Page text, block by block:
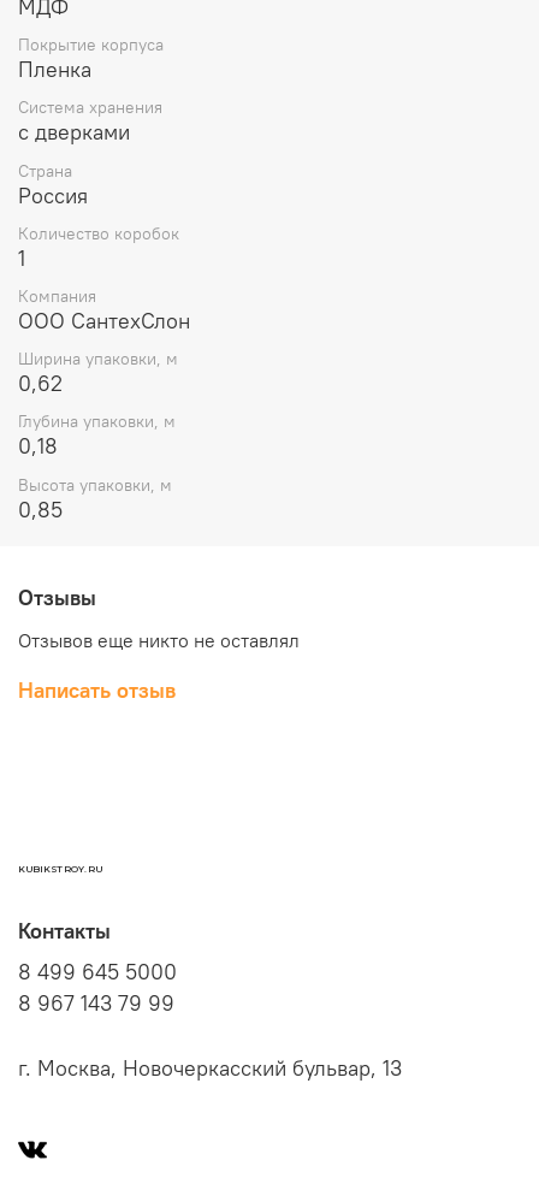
МДФ
Покрытие корпуса
Пленка
Система хранения
с дверками
Страна
Россия
Количество коробок
1
Компания
ООО СантехСлон
Ширина упаковки, м
0,62
Глубина упаковки, м
0,18
Высота упаковки, м
0,85
Отзывы
Отзывов еще никто не оставлял
Написать отзыв
KUBIKSTROY.RU
Контакты
8 499 645 5000
8 967 143 79 99
г. Москва, Новочеркасский бульвар, 13